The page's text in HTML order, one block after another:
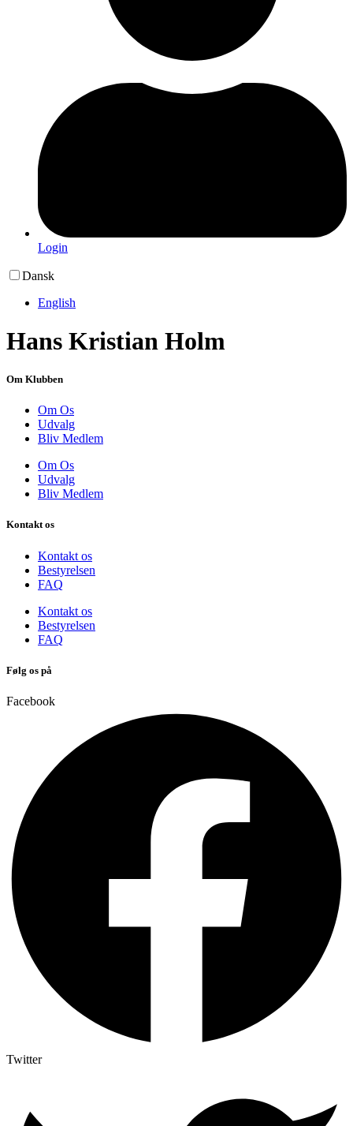
Login
Dansk
English
Hans Kristian Holm
Om Klubben
Om Os
Udvalg
Bliv Medlem
Om Os
Udvalg
Bliv Medlem
Kontakt os
Kontakt os
Bestyrelsen
FAQ
Kontakt os
Bestyrelsen
FAQ
Følg os på
Facebook
Twitter